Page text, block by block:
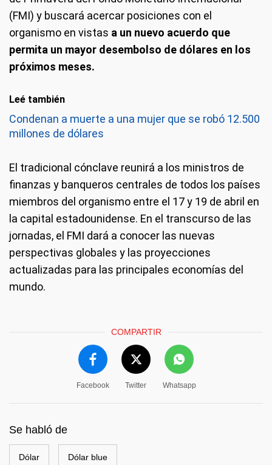
(FMI) y buscará acercar posiciones con el
organismo en vistas a un nuevo acuerdo que
permita un mayor desembolso de dólares en los
próximos meses.
Leé también
Condenan a muerte a una mujer que se robó 12.500
millones de dólares
El tradicional cónclave reunirá a los ministros de
finanzas y banqueros centrales de todos los países
miembros del organismo entre el 17 y 19 de abril en
la capital estadounidense. En el transcurso de las
jornadas, el FMI dará a conocer las nuevas
perspectivas globales y las proyecciones
actualizadas para las principales economías del
mundo.
COMPARTIR
Facebook Twitter Whatsapp
Se habló de
Dólar Dólar blue